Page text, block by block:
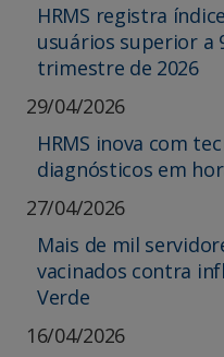
HRMS registra
usuários superior a
trimestre de 2026
29/04/2026
HRMS inova com
diagnósticos em
27/04/2026
Mais de mil
vacinados contra
Verde
16/04/2026